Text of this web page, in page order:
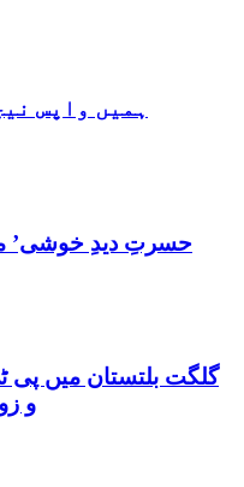
ہمیں واپس
گلگت بلتستان میں پی
و